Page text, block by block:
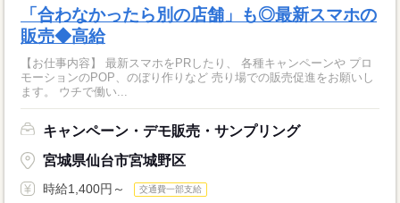
「合わなかったら別の店舗」も◎最新スマホの
販売◆高給
【お仕事内容】 最新スマホをPRしたり、 各種キャンペーンや プロ
モーションのPOP、のぼり作りなど 売り場での販売促進をお願いし
ます。 ウチで働い...
キャンペーン・デモ販売・サンプリング
宮城県仙台市宮城野区
時給1,400円～ 交通費一部支給